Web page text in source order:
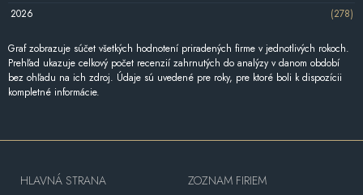
2026
(278)
Graf zobrazuje súčet všetkých hodnotení priradených firme v jednotlivých rokoch.
Prehľad ukazuje celkový počet recenzií zahrnutých do analýzy v danom období
bez ohľadu na ich zdroj. Údaje sú uvedené pre roky, pre ktoré boli k dispozícii
kompletné informácie.
HLAVNÁ STRANA
ZOZNAM FIRIEM